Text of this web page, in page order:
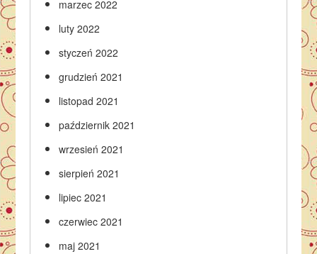
marzec 2022
luty 2022
styczeń 2022
grudzień 2021
listopad 2021
październik 2021
wrzesień 2021
sierpień 2021
lipiec 2021
czerwiec 2021
maj 2021